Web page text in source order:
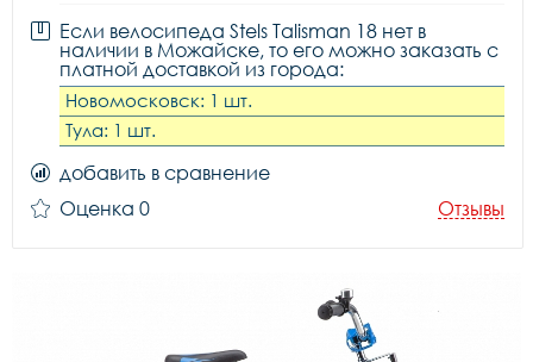
Если велосипеда Stels Talisman 18 нет в
наличии в Можайске, то его можно заказать с
платной доставкой из города:
Новомосковск: 1 шт.
Тула: 1 шт.
добавить в сравнение
Оценка 0
Отзывы